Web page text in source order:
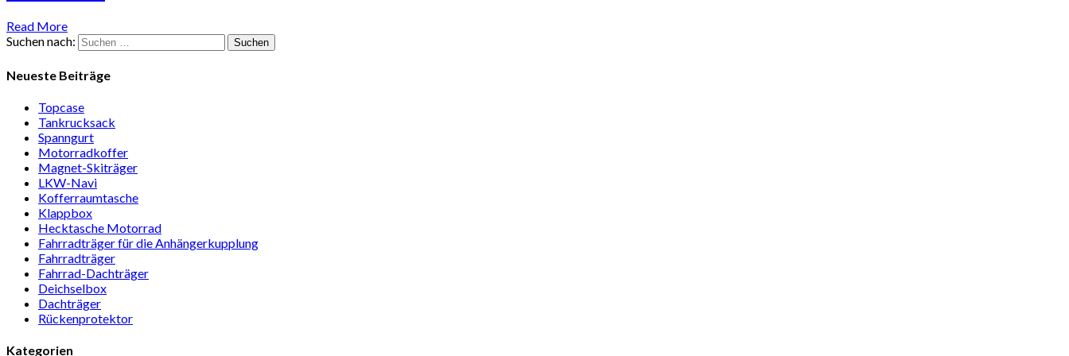
Read More
Suchen nach:
Neueste Beiträge
Topcase
Tan­kruck­sack
Spann­gurt
Motor­rad­koffer
Magnet-Ski­träger
LKW-Navi
Kof­fer­raum­ta­sche
Klappbox
Heck­ta­sche Motorrad
Fahr­rad­träger für die Anhän­ger­kup­p­lung
Fahr­rad­träger
Fahrrad-Dach­träger
Deich­selbox
Dach­träger
Rücken­pro­tektor
Kategorien